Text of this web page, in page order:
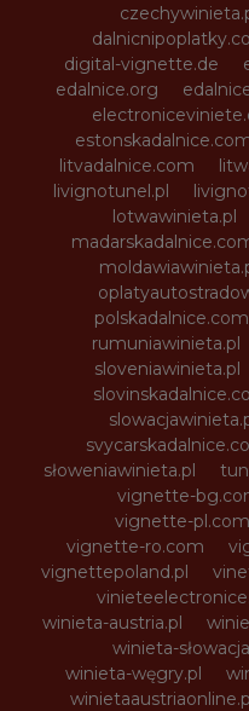
digital-vignette.de
edalnice.org
litvadalnice.com
livignotunel.pl
lotwawinieta.pl
polskadalnice.com
rumuniawinieta.pl
sloveniawinieta.pl
słoweniawinieta.pl
vignette-
vignette-pl.com
vignette-ro.com
vignettepoland.pl
winieta-austria.pl
winieta-
winieta-węgry.pl